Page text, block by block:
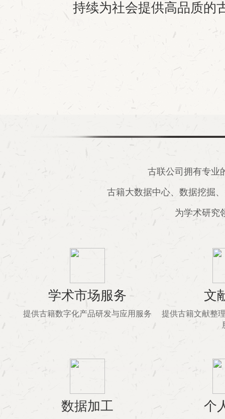
持续为社会提供高品质的
古联公司拥有专业
古籍大数据中心、数据挖掘
为学术研究
学术市场服务
提供古籍数字化产品研发与应用服务
文
提供古籍文献整
数据加工 个